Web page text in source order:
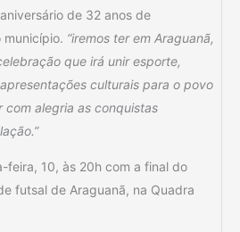
de 32 anos de
“iremos ter em Araguanã,
que irá unir esporte,
culturais para o povo
com alegria as conquistas
feira, 10, às 20h com a final do
futsal de Araguanã, na Quadra